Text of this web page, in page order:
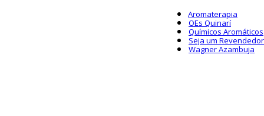
Aromaterapia
OEs Quinarí
Químicos Aromáticos
Seja um Revendedor
Wagner Azambuja